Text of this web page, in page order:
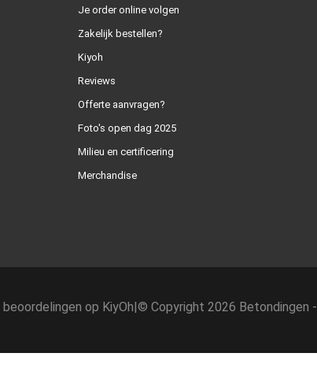
Je order online volgen
Zakelijk bestellen?
Kiyoh
Reviews
Offerte aanvragen?
Foto's open dag 2025
Milieu en certificering
Merchandise
beoordelingen op KiyOh|© Copyright 2026 Betondingen -